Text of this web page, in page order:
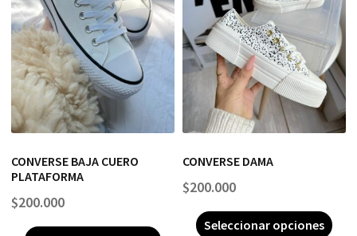
CONVERSE BAJA CUERO
PLATAFORMA
$200.000
CONVERSE DAMA
$200.000
Seleccionar opciones